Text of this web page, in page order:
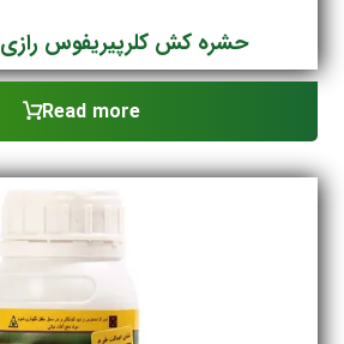
حشره کش کلرپیریفوس رازی EC %40/8
Read more